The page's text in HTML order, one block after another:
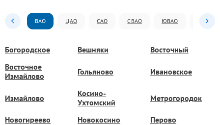
ВАО ЦАО САО СВАО ЮВАО ЮАО
Богородское Вешняки
Восточный
Восточное
Измайлово
Гольяново Ивановское
Измайлово
Косино-
Ухтомский
Метрогородок
Новогиреево Новокосино Перово